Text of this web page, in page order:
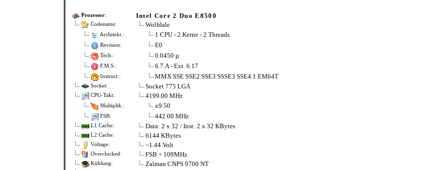
Prozessor: Intel Core 2 Duo E8500
Codename: Wolfdale
Architekt.: 1 CPU - 2 Kerne - 2 Threads
Revision: E0
Tech.: 0.0450 µ
F.M.S.: 6.7.A - Ext. 6.17
Instruct.: MMX SSE SSE2 SSE3 SSSE3 SSE4.1 EM64T
Socket: Socket 775 LGA
CPU-Takt: 4199.00 MHz
Multiplik.: x9.50
FSB: 442.00 MHz
L1 Cache: Data: 2 x 32 / Inst: 2 x 32 KBytes
L2 Cache: 6144 KBytes
Voltage: ~1.44 Volt
Overclocked: FSB + 109MHz
Kühlung:
Zalman CNPS 9700 NT